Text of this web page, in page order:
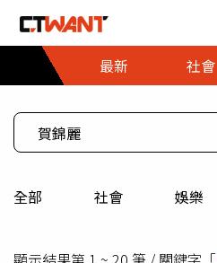
最新
社會
全部 社會 娛樂